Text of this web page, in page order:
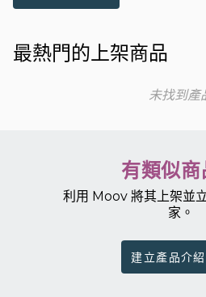
最熱門的上架商品
未找到產
有類似商
利用 Moov 將其上架並
家。
建立產品介